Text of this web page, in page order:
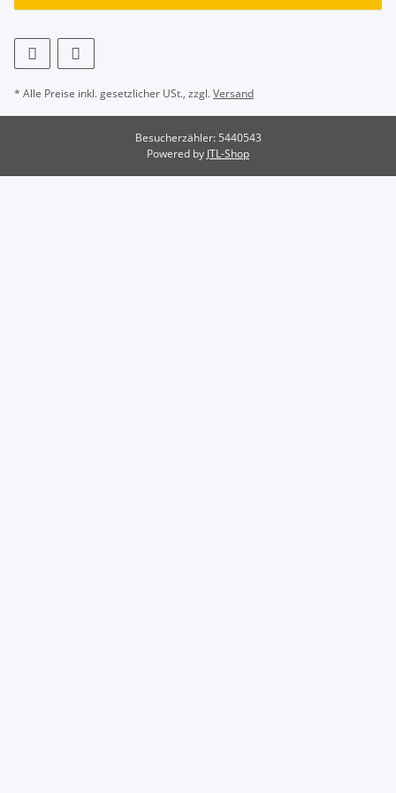
* Alle Preise inkl. gesetzlicher USt., zzgl.Versand
Besucherzähler: 5440543
Powered by JTL-Shop